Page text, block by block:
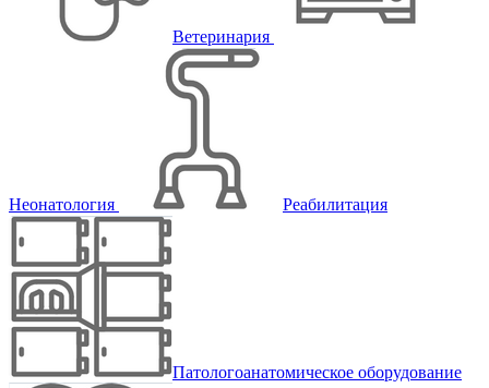
Ветеринария
Неонатология Реабилитация
Патологоанатомическое оборудование